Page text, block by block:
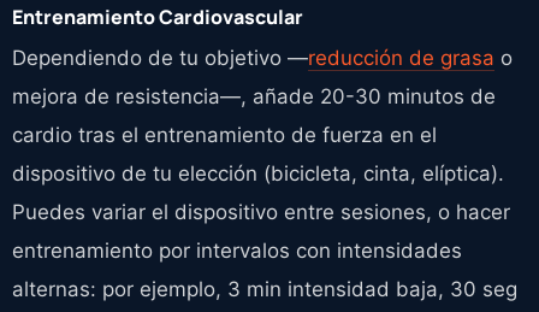
Entrenamiento Cardiovascular
Dependiendo de tu objetivo —reducción de grasa o
mejora de resistencia—, añade 20-30 minutos de
cardio tras el entrenamiento de fuerza en el
dispositivo de tu elección (bicicleta, cinta, elíptica).
Puedes variar el dispositivo entre sesiones, o hacer
entrenamiento por intervalos con intensidades
alternas: por ejemplo, 3 min intensidad baja, 30 seg